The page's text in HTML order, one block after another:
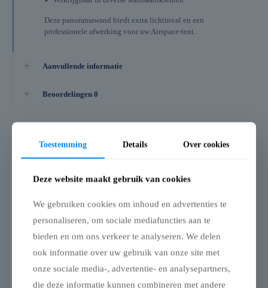
Deze panoramawand biedt extra lichtinval en een
professionele afwerking voor uw Airspace-tent.
Aanvullende informatie
Beoordelingen 0
Gerelateerde producten
Opblaasbare tent
zijwand – 8m
Gesloten zijwand voor
Galaxy Airspace-tent – 8 ×
8 m
ontworpen voor de Galaxy
Airspace-tent van 8 × 8 m
Opblaasbare tent
gesloten – 6m
Volle Zijwand voor
Deze volle zijwand is
geschikt voor een Airspace-
volledige bescherming
tegen wind, regen en zon.
Toestemming Details Over cookies
Deze website maakt gebruik van cookies
We gebruiken cookies om inhoud en advertenties te
personaliseren, om sociale mediafuncties aan te
bieden en om ons verkeer te analyseren. We delen
ook informatie over uw gebruik van onze site met
onze sociale media-, advertentie- en analysepartners,
die deze informatie kunnen combineren met andere